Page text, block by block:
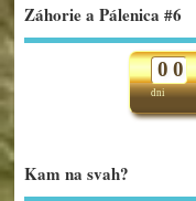
Záhorie a Pálenica #6
dni
0 0
Kam na svah?